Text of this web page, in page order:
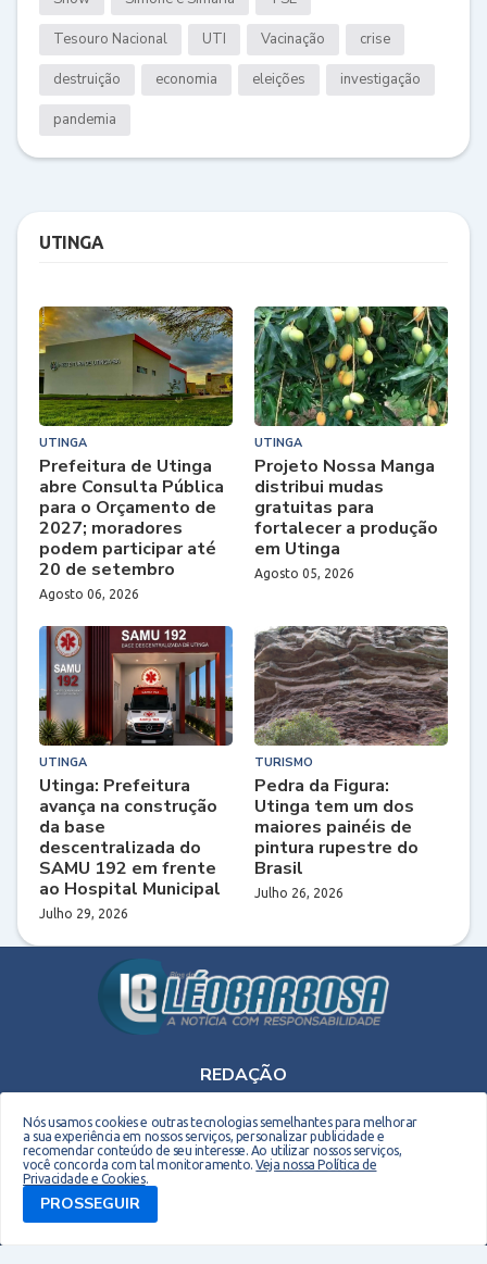
Tesouro Nacional UTI Vacinação crise
destruição economia eleições investigação
pandemia
UTINGA
UTINGA
Prefeitura de Utinga
abre Consulta Pública
para o Orçamento de
2027; moradores
podem participar até
20 de setembro
Agosto 06, 2026
UTINGA
Projeto Nossa Manga
distribui mudas
gratuitas para
fortalecer a produção
em Utinga
Agosto 05, 2026
UTINGA
Utinga: Prefeitura
avança na construção
da base
descentralizada do
SAMU 192 em frente
ao Hospital Municipal
Julho 29, 2026
TURISMO
Pedra da Figura:
Utinga tem um dos
maiores painéis de
pintura rupestre do
Brasil
Julho 26, 2026
REDAÇÃO
Nós usamos cookies e outras tecnologias semelhantes para melhorar
a sua experiência em nossos serviços, personalizar publicidade e
recomendar conteúdo de seu interesse. Ao utilizar nossos serviços,
você concorda com tal monitoramento.Veja nossa Política de
Privacidade e Cookies.
PROSSEGUIR